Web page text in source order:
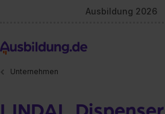
Ausbildung 2026
Unternehmen
LINDAL